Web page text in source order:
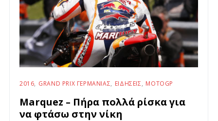
2016 GRAND PRIX ΓΕΡΜΑΝΊΑΣ ΕΙΔΉΣΕΙΣ MOTOGP
Marquez – Πήρα πολλά ρίσκα για
να φτάσω στην νίκη